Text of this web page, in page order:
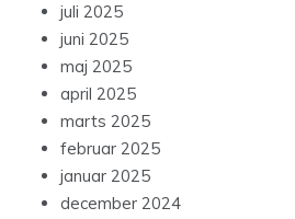
juli 2025
juni 2025
maj 2025
april 2025
marts 2025
februar 2025
januar 2025
december 2024